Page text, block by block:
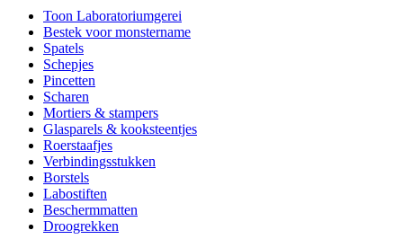
Toon Laboratoriumgerei
Bestek voor monstername
Spatels
Schepjes
Pincetten
Scharen
Mortiers & stampers
Glasparels & kooksteentjes
Roerstaafjes
Verbindingsstukken
Borstels
Labostiften
Beschermmatten
Droogrekken